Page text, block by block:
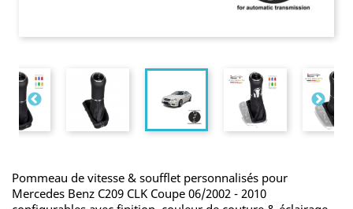
Pommeau de vitesse & soufflet personnalisés pour
Mercedes Benz C209 CLK Coupe 06/2002 - 2010